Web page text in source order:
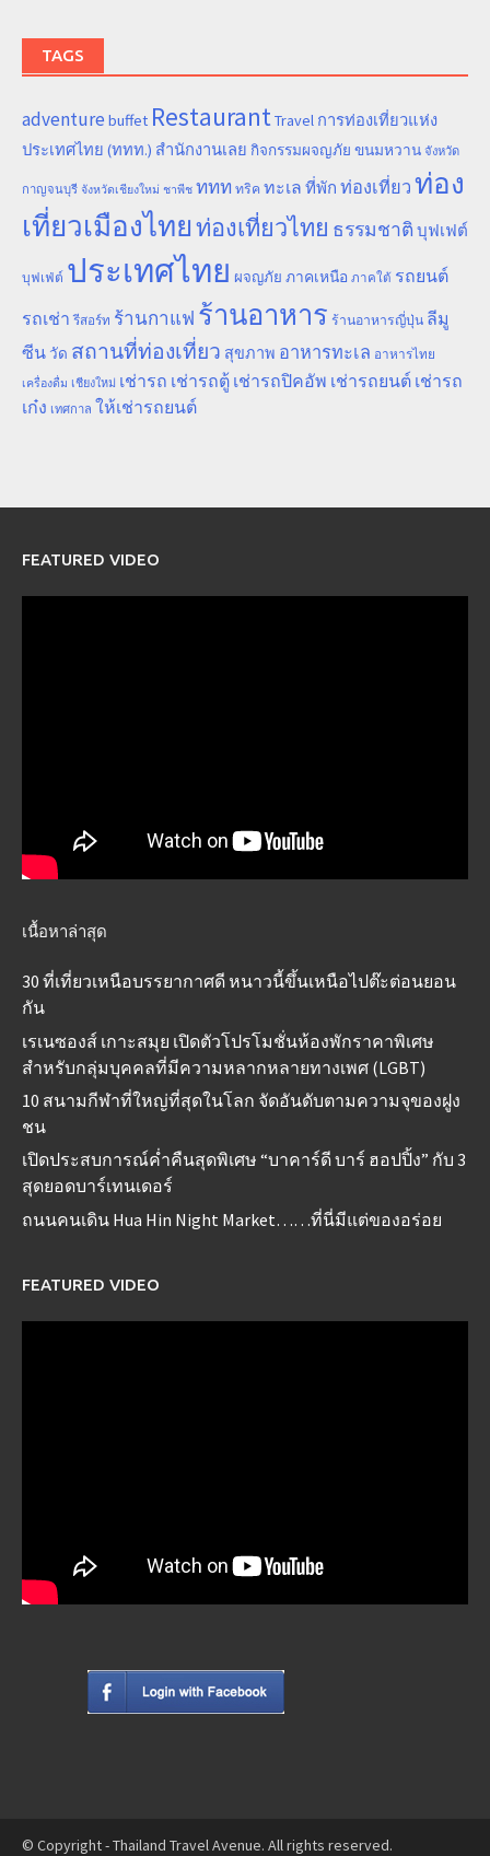
TAGS
adventure buffet RestaurantTravel การท่องเที่ยวแห่ง
ประเทศไทย (ททท.) สำนักงานเลย กิจกรรมผจญภัย ขนมหวาน จังหวัด
กาญจนบุรี จังหวัดเชียงใหม่ ชาพีช ททท ทริค ทะเล ที่พัก ท่องเที่ยวท่อง
เที่ยวเมืองไทยท่องเที่ยวไทย ธรรมชาติ บุฟเฟต์
บุฟเฟ่ต์ ประเทศไทย ผจญภัย ภาคเหนือ ภาคใต้ รถยนต์
รถเช่า รีสอร์ท ร้านกาแฟ ร้านอาหาร ร้านอาหารญี่ปุ่น ลีมู
ซีน วัด สถานที่ท่องเที่ยว สุขภาพ อาหารทะเล อาหารไทย
เครื่องดื่ม เชียงใหม่ เช่ารถ เช่ารถตู้ เช่ารถปิคอัพ เช่ารถยนต์ เช่ารถ
เก๋ง เทศกาล ให้เช่ารถยนต์
FEATURED VIDEO
เนื้อหาล่าสุด
30 ที่เที่ยวเหนือบรรยากาศดี หนาวนี้ขึ้นเหนือไปต๊ะต่อนยอน
กัน
เรเนซองส์ เกาะสมุย เปิดตัวโปรโมชั่นห้องพักราคาพิเศษ
สำหรับกลุ่มบุคคลที่มีความหลากหลายทางเพศ (LGBT)
10 สนามกีฬาที่ใหญ่ที่สุดในโลก จัดอันดับตามความจุของฝูง
ชน
เปิดประสบการณ์ค่ำคืนสุดพิเศษ “บาคาร์ดี บาร์ ฮอปปิ้ง” กับ 3
สุดยอดบาร์เทนเดอร์
ถนนคนเดิน Hua Hin Night Market……ที่นี่มีแต่ของอร่อย
FEATURED VIDEO
© Copyright - Thailand Travel Avenue. All rights reserved.